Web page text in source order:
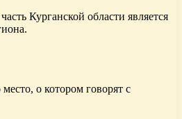
Курганской области является
о котором говорят с